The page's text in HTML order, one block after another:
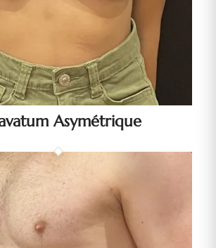
Asymétrique